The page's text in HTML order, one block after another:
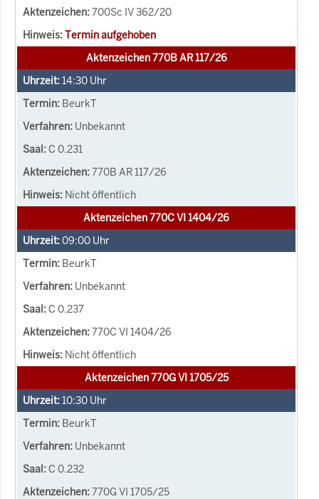
700Sc IV 362/20
Termin aufgehoben
Aktenzeichen 770B AR 117/26
14:30 Uhr
BeurkT
Unbekannt
C 0.231
770B AR 117/26
Nicht öffentlich
Aktenzeichen 770C VI 1404/26
09:00 Uhr
BeurkT
Unbekannt
C 0.237
770C VI 1404/26
Nicht öffentlich
Aktenzeichen 770G VI 1705/25
10:30 Uhr
BeurkT
Unbekannt
C 0.232
770G VI 1705/25